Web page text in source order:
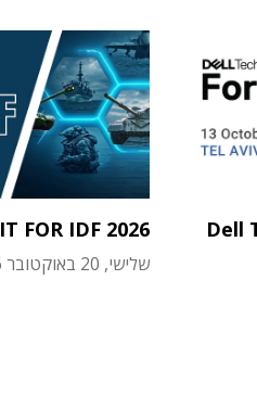
Dell
IT FOR IDF 2026
שלישי, 20 באוקטובר 2026